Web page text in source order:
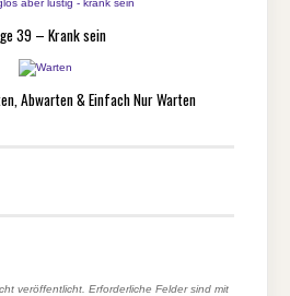
39 – Krank sein
Abwarten & Einfach Nur Warten
veröffentlicht. Erforderliche Felder sind mit